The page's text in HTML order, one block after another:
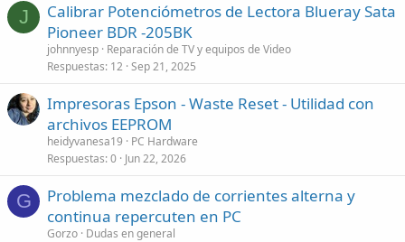
J
Calibrar Potenciómetros de Lectora Blueray Sata
Pioneer BDR -205BK
johnnyesp Reparación de TV y equipos de Video
Respuestas 12 Sep 21, 2025
Impresoras Epson - Waste Reset - Utilidad con
archivos EEPROM
heidyvanesa19
PC Hardware
Respuestas 0 Jun 22, 2026
G
Problema mezclado de corrientes alterna y
continua repercuten en PC
Gorzo Dudas en general